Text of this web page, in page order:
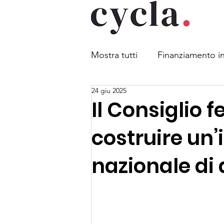
Mostra tutti Finanziamento
Mobilità combinata
Sicurezza stradale
Obbligo di indossare il
Il Consiglio
costruire
nazionale
24 giu 2025